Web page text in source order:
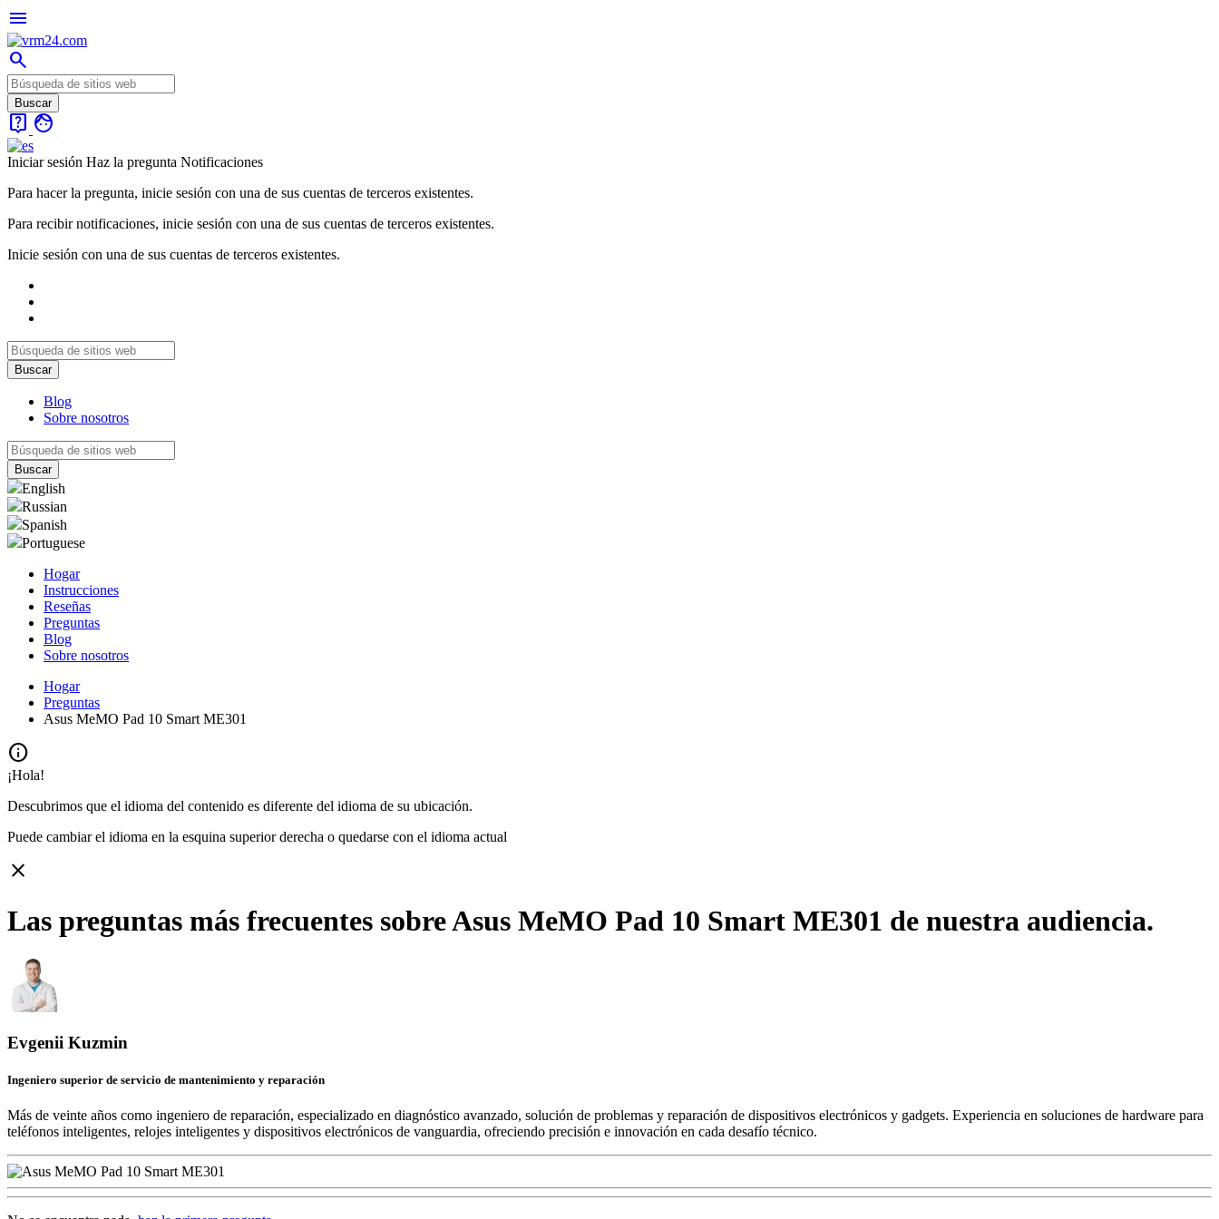
menu
search
live_help face
Iniciar sesión Haz la pregunta Notificaciones
Para hacer la pregunta, inicie sesión con una de sus cuentas de terceros existentes.
Para recibir notificaciones, inicie sesión con una de sus cuentas de terceros existentes.
Inicie sesión con una de sus cuentas de terceros existentes.
Blog
Sobre nosotros
English
Russian
Spanish
Portuguese
Hogar
Instrucciones
Reseñas
Preguntas
Blog
Sobre nosotros
Hogar
Preguntas
Asus MeMO Pad 10 Smart ME301
info
¡Hola!
Descubrimos que el idioma del contenido es diferente del idioma de su ubicación.
Puede cambiar el idioma en la esquina superior derecha o quedarse con el idioma actual
close
Las preguntas más frecuentes sobre Asus MeMO Pad 10 Smart ME301 de nuestra audiencia.
Evgenii Kuzmin
Ingeniero superior de servicio de mantenimiento y reparación
Más de veinte años como ingeniero de reparación, especializado en diagnóstico avanzado, solución de problemas y reparación de dispositivos electrónicos y gadgets. Experiencia en soluciones de hardware para
teléfonos inteligentes, relojes inteligentes y dispositivos electrónicos de vanguardia, ofreciendo precisión e innovación en cada desafío técnico.